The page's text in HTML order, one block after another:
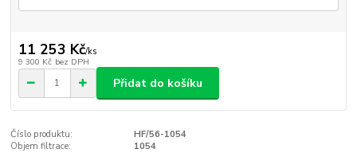
11 253 Kč/ks
9 300 Kč bez DPH
Přidat do košíku
Číslo produktu:
HF/56-1054
Objem filtrace:
1054